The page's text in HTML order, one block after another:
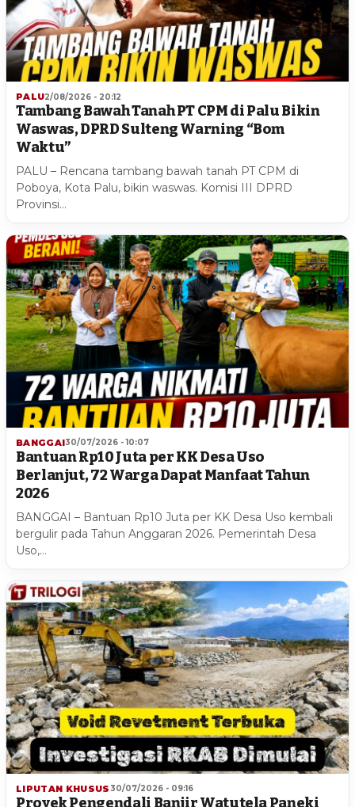
PALU2/08/2026 - 20:12
Tambang Bawah Tanah PT CPM di Palu Bikin
Waswas, DPRD Sulteng Warning “Bom
Waktu”
PALU – Rencana tambang bawah tanah PT CPM di
Poboya, Kota Palu, bikin waswas. Komisi III DPRD
Provinsi…
BANGGAI30/07/2026 - 10:07
Bantuan Rp10 Juta per KK Desa Uso
Berlanjut, 72 Warga Dapat Manfaat Tahun
2026
BANGGAI – Bantuan Rp10 Juta per KK Desa Uso kembali
bergulir pada Tahun Anggaran 2026. Pemerintah Desa
Uso,…
LIPUTAN KHUSUS 30/07/2026 - 09:16
Proyek Pengendali Banjir Watutela Paneki